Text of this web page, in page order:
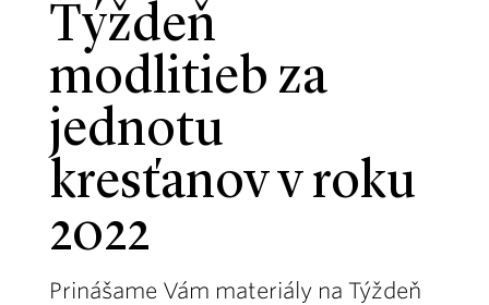
Týždeň
modlitieb za
jednotu
kresťanov v roku
2022
Prinášame Vám materiály na Týždeň